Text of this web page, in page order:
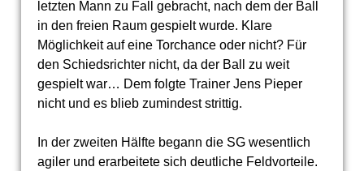
letzten Mann zu Fall gebracht, nach dem der Ball
in den freien Raum gespielt wurde. Klare
Möglichkeit auf eine Torchance oder nicht? Für
den Schiedsrichter nicht, da der Ball zu weit
gespielt war… Dem folgte Trainer Jens Pieper
nicht und es blieb zumindest strittig.
In der zweiten Hälfte begann die SG wesentlich
agiler und erarbeitete sich deutliche Feldvorteile.